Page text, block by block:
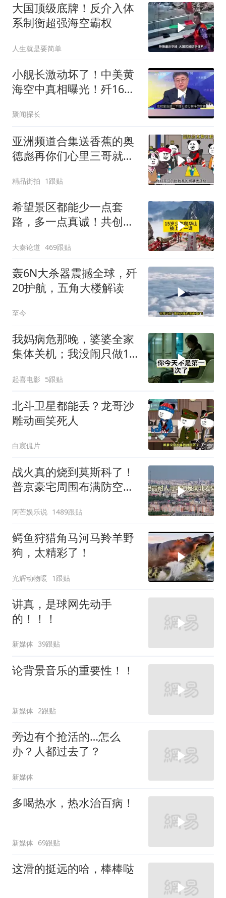
大国顶级底牌！反介入体
系制衡超强海空霸权
人生就是要简单
小舰长激动坏了！中美黄
海空中真相曝光！歼16狗
对武力！
聚闻探长
亚洲频道合集送香蕉的奥
德彪再你们心里三哥就是
精品街拍 1跟贴
希望景区都能少一点套
路，多一点真诚！共创良
大秦论道 469跟贴
轰6N大杀器震撼全球，歼
20护航，五角大楼解读
至今
我妈病危那晚，婆婆全家
集体关机；我没闹只做1
你是不是疯了？
起喜电影 5跟贴
北斗卫星都能丢？龙哥沙
雕动画笑死人
白宸侃片
战火真的烧到莫斯科了！
普京豪宅周围布满防空
阿芒娱乐说 1489跟贴
鳄鱼狩猎角马河马羚羊野
狗，太精彩了！
光辉动物暖 1跟贴
讲真，是球网先动手
的！！！
新媒体 39跟贴
论背景音乐的重要性！！
新媒体 2跟贴
旁边有个抢活的…怎么
办？人都过去了？
新媒体
多喝热水，热水治百病！
新媒体 69跟贴
这滑的挺远的哈，棒棒哒